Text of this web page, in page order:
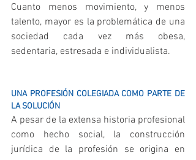
Cuanto menos movimiento, y menos
talento, mayor es la problemática de una
sociedad cada vez más obesa,
sedentaria, estresada e individualista.
UNA PROFESIÓN COLEGIADA COMO PARTE DE
LA SOLUCIÓN
A pesar de la extensa historia profesional
como hecho social, la construcción
jurídica de la profesión se origina en